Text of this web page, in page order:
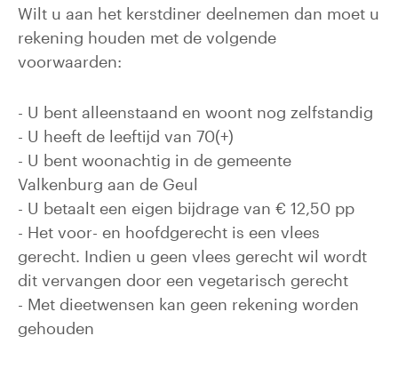
Wilt u aan het kerstdiner deelnemen dan moet u
rekening houden met de volgende
voorwaarden:
- U bent alleenstaand en woont nog zelfstandig
- U heeft de leeftijd van 70(+)
- U bent woonachtig in de gemeente
Valkenburg aan de Geul
- U betaalt een eigen bijdrage van € 12,50 pp
- Het voor- en hoofdgerecht is een vlees
gerecht. Indien u geen vlees gerecht wil wordt
dit vervangen door een vegetarisch gerecht
- Met dieetwensen kan geen rekening worden
gehouden